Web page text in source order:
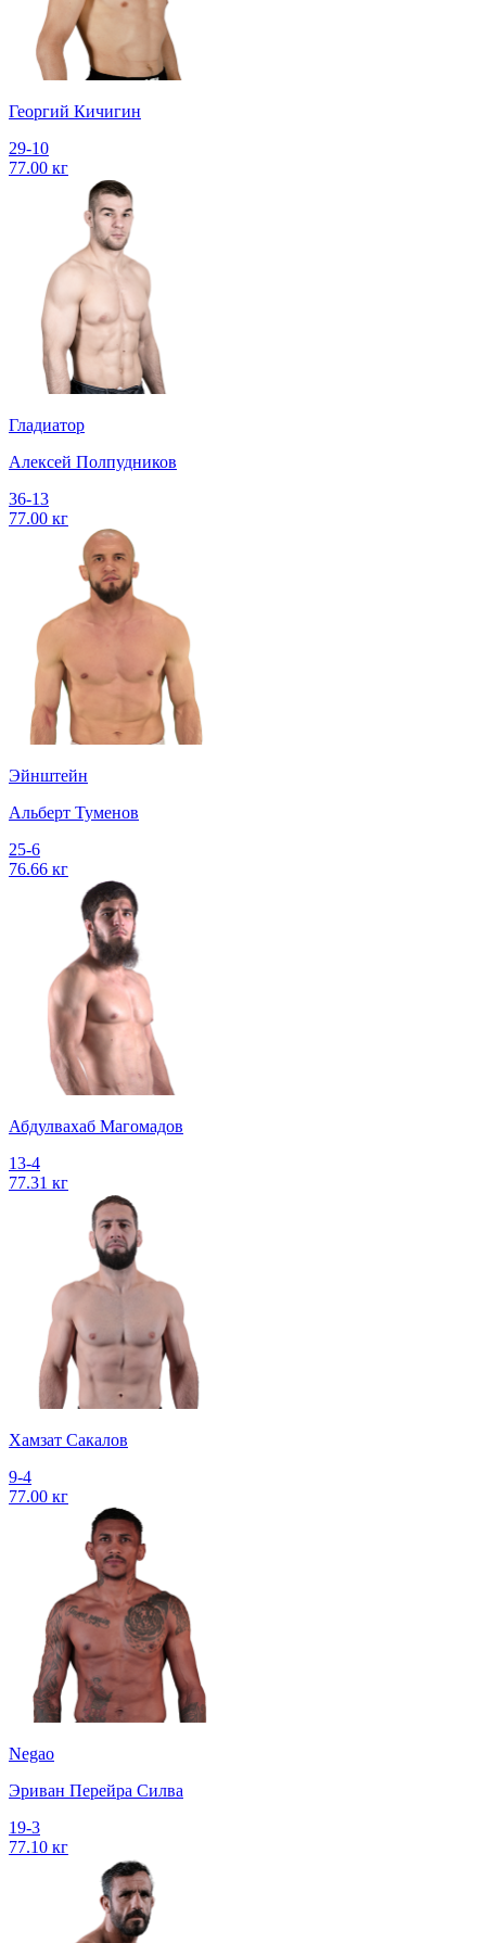
Георгий Кичигин
29-10
77.00 кг
Гладиатор
Алексей Полпудников
36-13
77.00 кг
Эйнштейн
Альберт Туменов
25-6
76.66 кг
Абдулвахаб Магомадов
13-4
77.31 кг
Хамзат Сакалов
9-4
77.00 кг
Negao
Эриван Перейра Силва
19-3
77.10 кг